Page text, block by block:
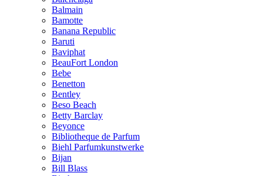
Balmain
Bamotte
Banana Republic
Baruti
Baviphat
BeauFort London
Bebe
Benetton
Bentley
Beso Beach
Betty Barclay
Beyonce
Bibliotheque de Parfum
Biehl Parfumkunstwerke
Bijan
Bill Blass